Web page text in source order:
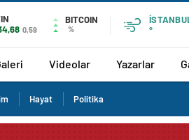
0,59
BITCOIN
%
°
Videolar Yazarlar
Hayat Politika